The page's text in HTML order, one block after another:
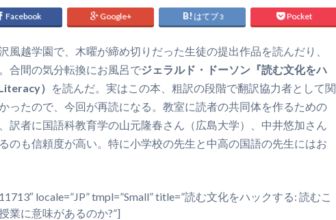
Facebook Google+ はてブ3 Pocket
風越学園で、木曜が締め切りだった生徒の提出作品を読んだり、
合間の気分転換にお風呂でジェラルド・ドーソン『読む文化をハ
） を読んだ。実はこの本、粗訳の段階で翻訳協力者として関
ったので、今回が再読になる。教室に読者の共同体を作るための
訳者に国語科教育学の山元隆春さん（広島大学）、中井悠加さん
のも信頼度が高い。特に小学校の先生と中高の国語の先生にはお
locale=”JP” tmpl=”Small” title=”読む文化をハックする: 読むこ
業に意味があるのか?”]